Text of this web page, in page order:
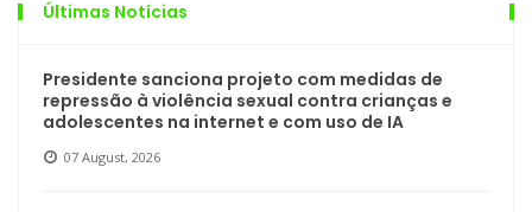
Últimas Notícias
Presidente sanciona projeto com medidas de
repressão à violência sexual contra crianças e
adolescentes na internet e com uso de IA
07 August, 2026